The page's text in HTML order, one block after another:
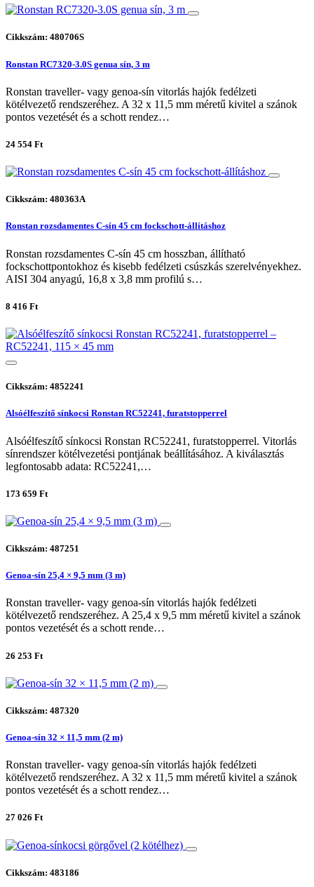
Cikkszám: 480706S
Ronstan RC7320-3.0S genua sín, 3 m
Ronstan traveller- vagy genoa-sín vitorlás hajók fedélzeti
kötélvezető rendszeréhez. A 32 x 11,5 mm méretű kivitel a szánok
pontos vezetését és a schott rendez…
24 554 Ft
Cikkszám: 480363A
Ronstan rozsdamentes C-sín 45 cm fockschott-állításhoz
Ronstan rozsdamentes C-sín 45 cm hosszban, állítható
fockschottpontokhoz és kisebb fedélzeti csúszkás szerelvényekhez.
AISI 304 anyagú, 16,8 x 3,8 mm profilú s…
8 416 Ft
Cikkszám: 4852241
Alsóélfeszítő sínkocsi Ronstan RC52241, furatstopperrel
Alsóélfeszítő sínkocsi Ronstan RC52241, furatstopperrel. Vitorlás
sínrendszer kötélvezetési pontjának beállításához. A kiválasztás
legfontosabb adata: RC52241,…
173 659 Ft
Cikkszám: 487251
Genoa-sín 25,4 × 9,5 mm (3 m)
Ronstan traveller- vagy genoa-sín vitorlás hajók fedélzeti
kötélvezető rendszeréhez. A 25,4 x 9,5 mm méretű kivitel a szánok
pontos vezetését és a schott rende…
26 253 Ft
Cikkszám: 487320
Genoa-sín 32 × 11,5 mm (2 m)
Ronstan traveller- vagy genoa-sín vitorlás hajók fedélzeti
kötélvezető rendszeréhez. A 32 x 11,5 mm méretű kivitel a szánok
pontos vezetését és a schott rendez…
27 026 Ft
Cikkszám: 483186